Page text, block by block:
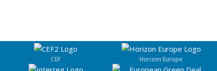
CEF Horizon Europe